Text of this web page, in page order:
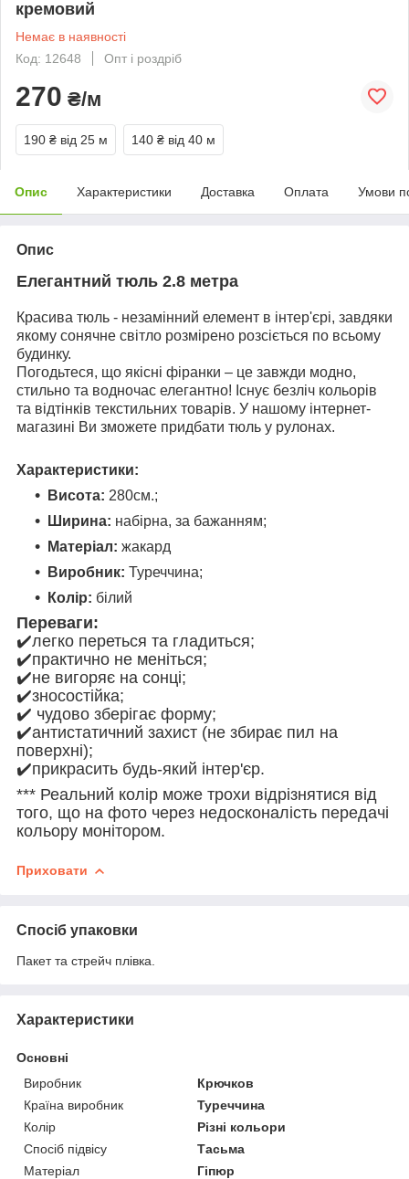
кремовий
Немає в наявності
Код: 12648
Опт і роздріб
270 ₴/м
190 ₴ від 25 м 140 ₴ від 40 м
Опис Характеристики Доставка Оплата Умови
Опис
Елегантний тюль 2.8 метра
Красива тюль - незамінний елемент в інтер'єрі, завдяки
якому сонячне світло розмірено розсіється по всьому
будинку.
Погодьтеся, що якісні фіранки – це завжди модно,
стильно та водночас елегантно! Існує безліч кольорів
та відтінків текстильних товарів. У нашому інтернет-
магазині Ви зможете придбати тюль у рулонах.
Характеристики:
Висота: 280см.;
Ширина: набірна, за бажанням;
Матеріал: жакард
Виробник: Туреччина;
Колір: білий
Переваги:
✔️легко переться та гладиться;
✔️практично не меніться;
✔️не вигоряє на сонці;
✔️зносостійка;
✔️ чудово зберігає форму;
✔️антистатичний захист (не збирає пил на
поверхні);
✔️прикрасить будь-який інтер'єр.
*** Реальний колір може трохи відрізнятися від
того, що на фото через недосконалість передачі
кольору монітором.
Приховати
Спосіб упаковки
Пакет та стрейч плівка.
Характеристики
Основні
Виробник
Крючков
Країна виробник
Туреччина
Колір
Різні кольори
Спосіб підвісу
Тасьма
Матеріал
Гіпюр